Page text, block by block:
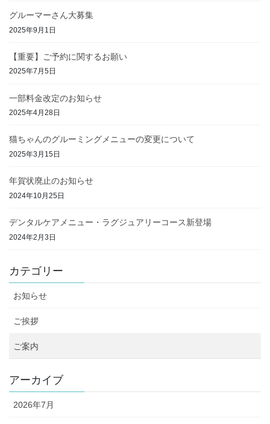
グルーマーさん大募集
2025年9月1日
【重要】ご予約に関するお願い
2025年7月5日
一部料金改定のお知らせ
2025年4月28日
猫ちゃんのグルーミングメニューの変更について
2025年3月15日
年賀状廃止のお知らせ
2024年10月25日
デンタルケアメニュー・ラグジュアリーコース新登場
2024年2月3日
カテゴリー
お知らせ
ご挨拶
ご案内
アーカイブ
2026年7月